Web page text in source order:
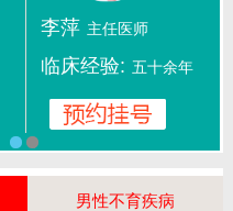
李萍 主任医师
临床经验: 五十余年
1 2
男性不育疾病